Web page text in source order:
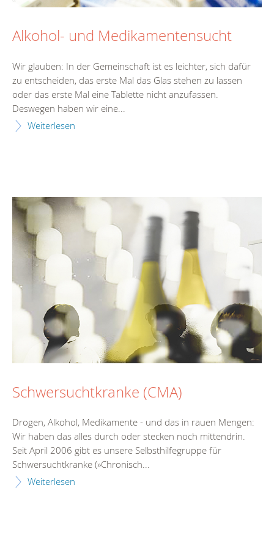
Alkohol- und Medikamentensucht
Wir glauben: In der Gemeinschaft ist es leichter, sich dafür
zu entscheiden, das erste Mal das Glas stehen zu lassen
oder das erste Mal eine Tablette nicht anzufassen.
Deswegen haben wir eine...
Weiterlesen
Schwersuchtkranke (CMA)
Drogen, Alkohol, Medikamente - und das in rauen Mengen:
Wir haben das alles durch oder stecken noch mittendrin.
Seit April 2006 gibt es unsere Selbsthilfegruppe für
Schwersuchtkranke (»Chronisch...
Weiterlesen